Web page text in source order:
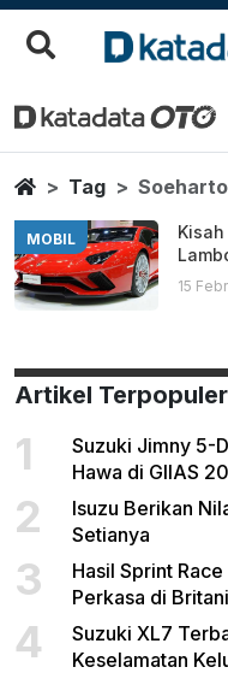
Soeharto
Berita Terbaru
HomeTag Soeharto
MOBIL
15
Artikel Terpopuler
1
Suzuki Jimny 5-
Hawa di GIIAS
2
Isuzu Berikan
Setianya
3
Hasil Sprint
Perkasa di
4
Suzuki XL7
Keselamatan